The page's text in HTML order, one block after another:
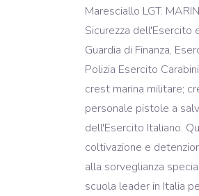
Maresciallo LGT.
Sicurezza dell'Esercito
Guardia di Finanza,
Polizia Esercito
crest marina militare;
personale pistole a
dell'Esercito Italiano.
coltivazione e
alla sorveglianza
scuola leader in Italia